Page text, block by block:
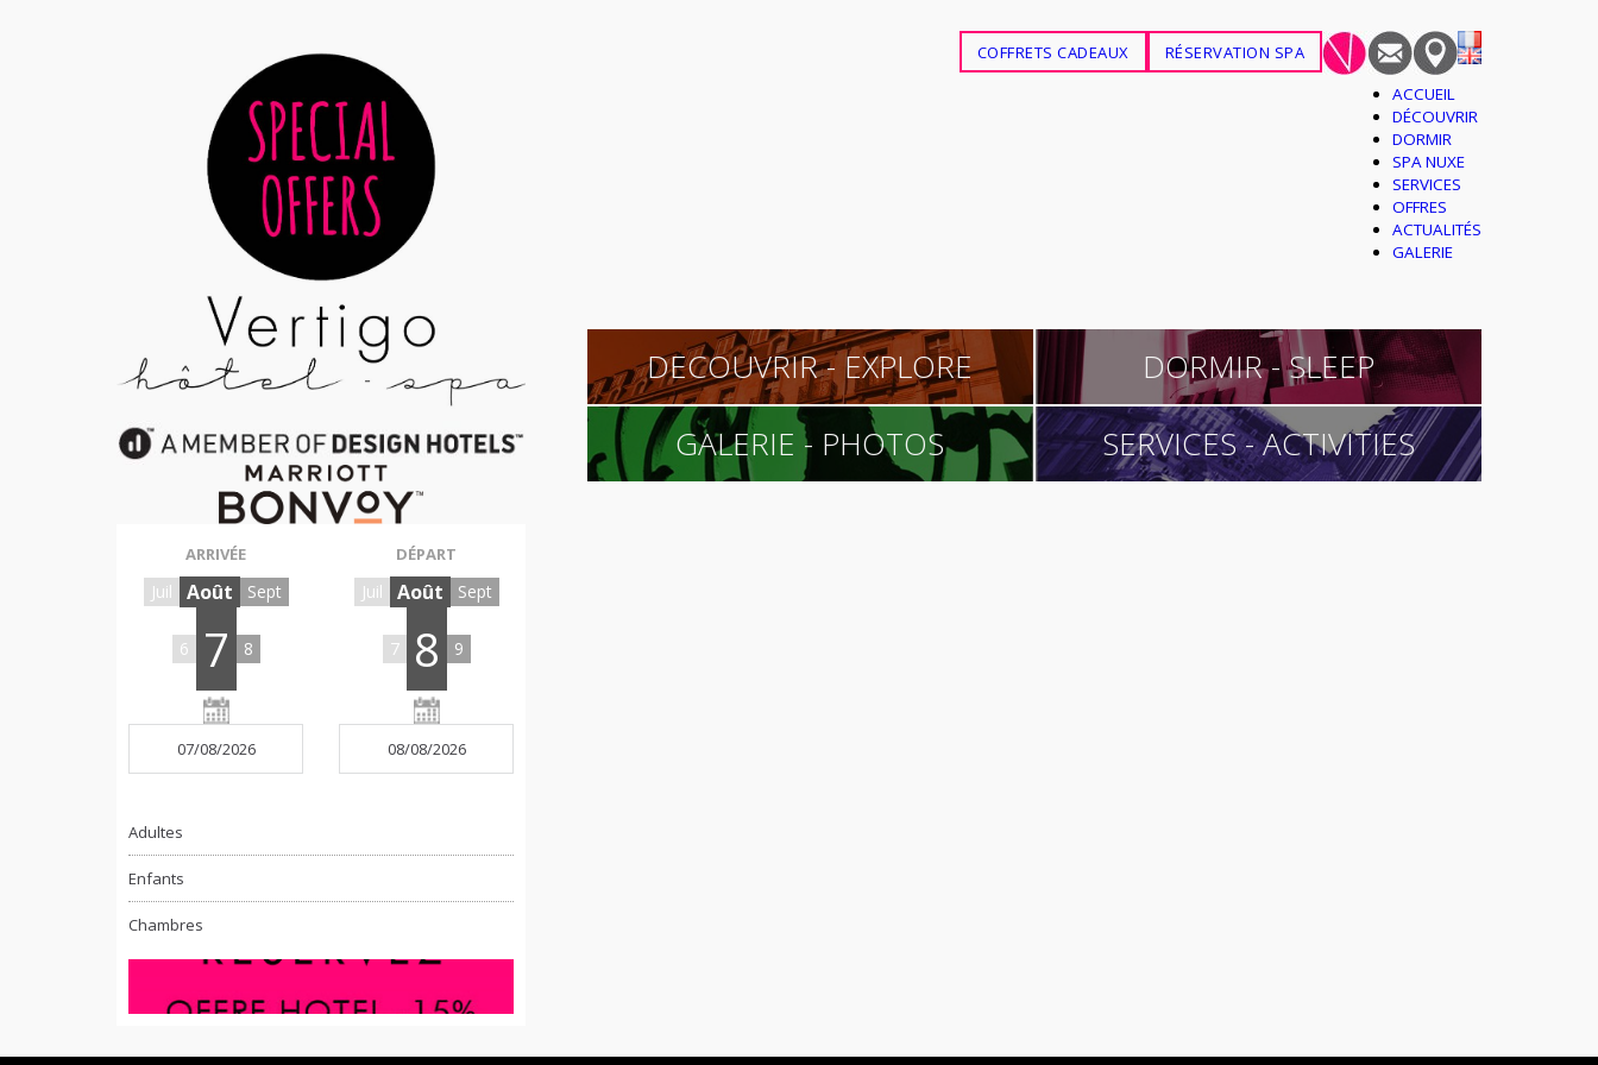
ARRIVÉE
Juil Août Sept
6 7 8
DÉPART
Juil Août Sept
7 8 9
Adultes
Enfants
Chambres
COFFRETS CADEAUX
RÉSERVATION SPA
ACCUEIL
DÉCOUVRIR
DORMIR
SPA NUXE
SERVICES
OFFRES
ACTUALITÉS
GALERIE
DECOUVRIR - EXPLORE
DORMIR - SLEEP
GALERIE - PHOTOS
SERVICES - ACTIVITIES